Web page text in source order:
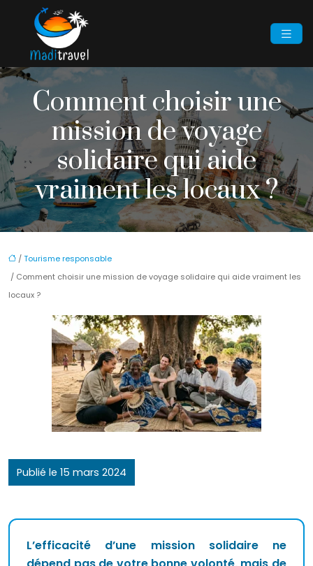
Comment choisir une
mission de voyage
solidaire qui aide
vraiment les locaux ?
/Tourisme responsable
/ Comment choisir une mission de voyage solidaire qui aide vraiment les
locaux ?
Publié le 15 mars 2024
L’efficacité d’une mission solidaire ne